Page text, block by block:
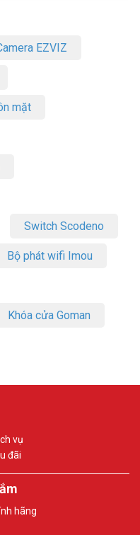
EZVIZ
mặt
Switch Scodeno
Bộ phát wifi Imou
Khóa cửa Goman
vụ
đãi
hãng